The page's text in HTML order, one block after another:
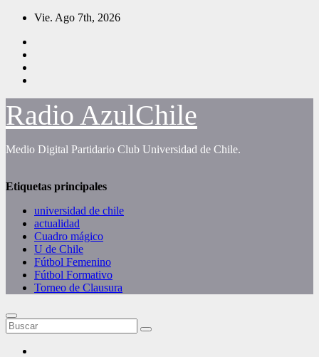
Saltar
contenido
Vie. Ago 7th, 2026
Radio AzulChile
Medio Digital Partidario Club Universidad de Chile.
Etiquetas principales
universidad de chile
actualidad
Cuadro mágico
U de Chile
Fútbol Femenino
Fútbol Formativo
Torneo de Clausura